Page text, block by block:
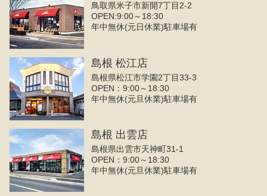
鳥取県米子市新開7丁目2-2
OPEN:9:00～18:30
年中無休(元日休業)駐車場有
島根 松江店
島根県松江市学園2丁目33-3
OPEN：9:00～18:30
年中無休(元旦休業)駐車場有
島根 出雲店
島根県出雲市天神町31-1
OPEN：9:00～18:30
年中無休(元旦休業)駐車場有